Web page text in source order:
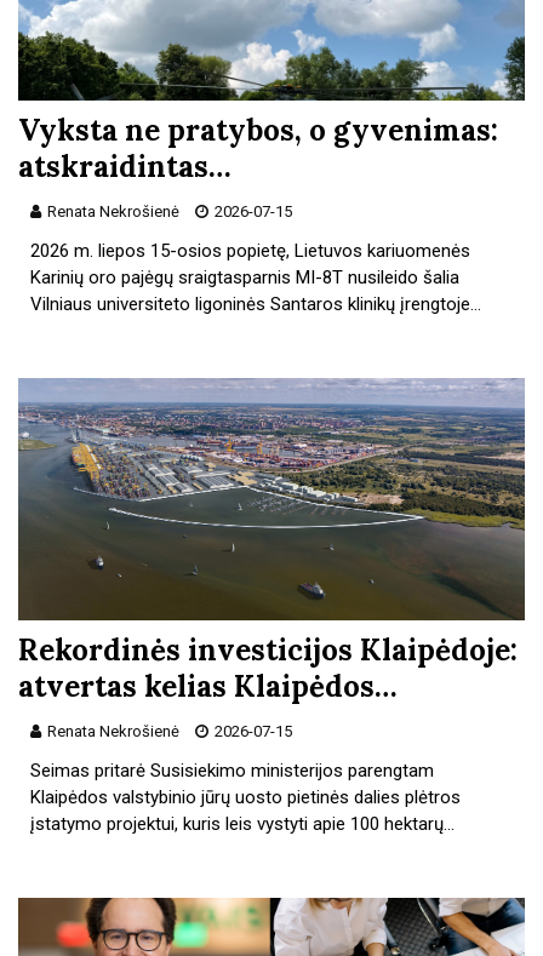
Vyksta ne pratybos, o gyvenimas:
atskraidintas…
Renata Nekrošienė 2026-07-15
2026 m. liepos 15-osios popietę, Lietuvos kariuomenės
Karinių oro pajėgų sraigtasparnis MI-8T nusileido šalia
Vilniaus universiteto ligoninės Santaros klinikų įrengtoje…
Rekordinės investicijos Klaipėdoje:
atvertas kelias Klaipėdos…
Renata Nekrošienė 2026-07-15
Seimas pritarė Susisiekimo ministerijos parengtam
Klaipėdos valstybinio jūrų uosto pietinės dalies plėtros
įstatymo projektui, kuris leis vystyti apie 100 hektarų…